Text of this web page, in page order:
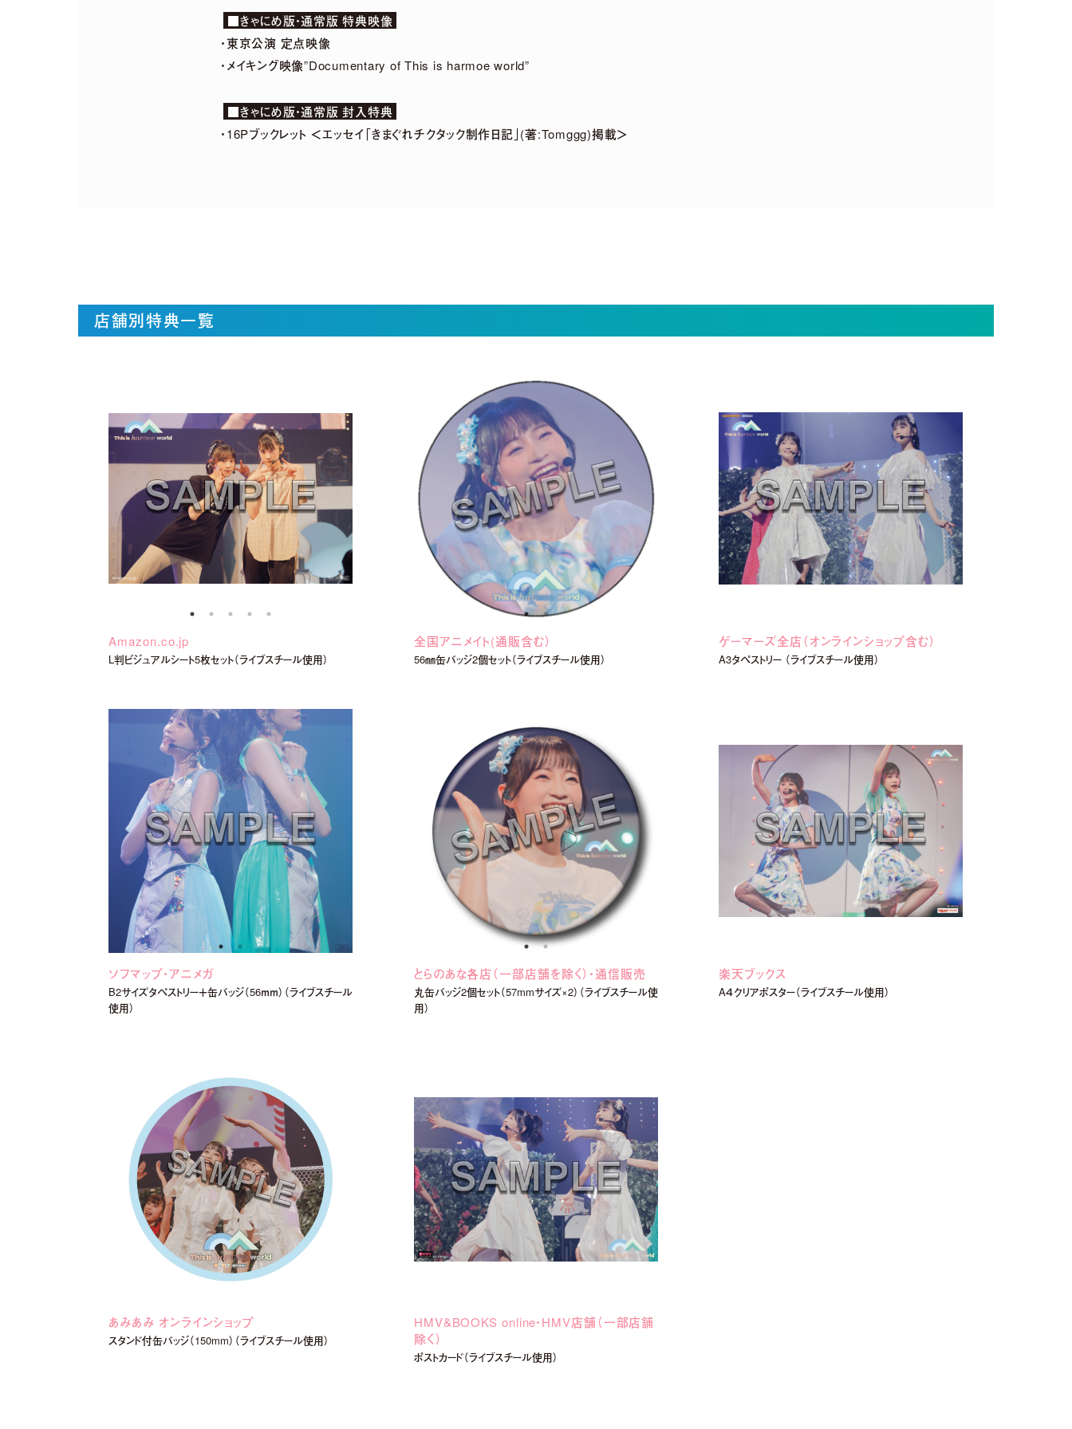
【harmoe】『Tilt』Music Video Full ver.【3rdアルバム】
MOVIE LINEUP
■きゃにめ版・通常版 特典映像
・東京公演 定点映像
・メイキング映像”Documentary of This is harmoe world”
■きゃにめ版・通常版 封入特典
・16Pブックレット ＜エッセイ「きまぐれチクタック制作日記」(著:Tomggg)掲載＞
店舗別特典一覧
Amazon.co.jp
L判ビジュアルシート5枚セット（ライブスチール使用）
全国アニメイト(通販含む）
56㎜缶バッジ2個セット（ライブスチール使用）
ゲーマーズ全店（オンラインショップ含む）
A3タペストリー （ライブスチール使用）
ソフマップ・アニメガ
B2サイズタペストリー＋缶バッジ（56ｍｍ）（ライブスチール
使用）
とらのあな各店（一部店舗を除く）・通信販売
丸缶バッジ2個セット（57mmサイズ×2）（ライブスチール使
用）
楽天ブックス
A４クリアポスター（ライブスチール使用）
あみあみ オンラインショップ
スタンド付缶バッジ（150mm）（ライブスチール使用）
HMV&BOOKS online・HMV店舗（一部店舖
除く）
ポストカード（ライブスチール使用）